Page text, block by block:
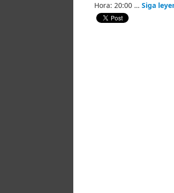
Hora: 20:00 … Siga